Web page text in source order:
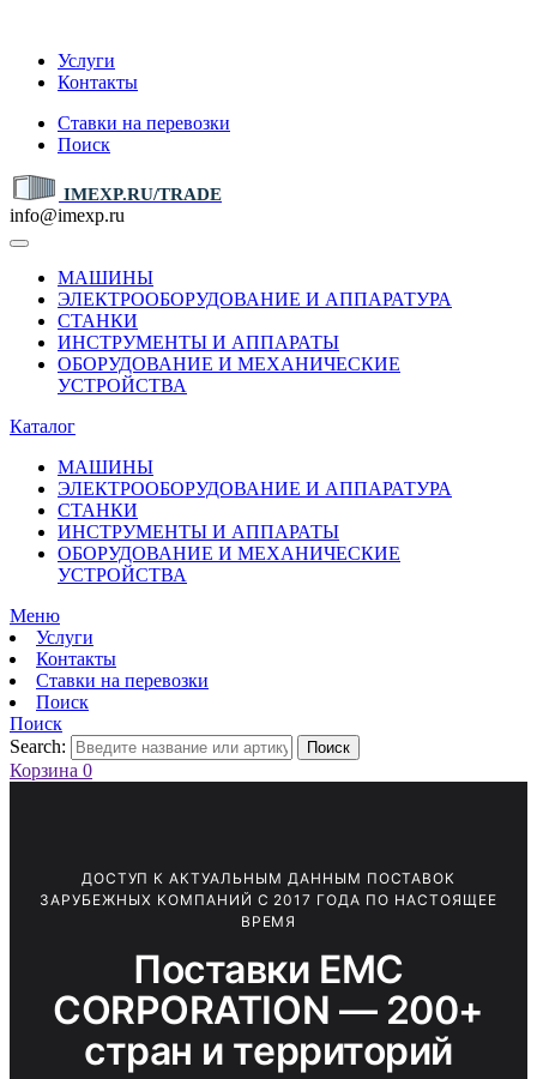
Услуги
Контакты
Ставки на перевозки
Поиск
IMEXP.RU/TRADE
info@imexp.ru
МАШИНЫ
ЭЛЕКТРООБОРУДОВАНИЕ И АППАРАТУРА
СТАНКИ
ИНСТРУМЕНТЫ И АППАРАТЫ
ОБОРУДОВАНИЕ И МЕХАНИЧЕСКИЕ
УСТРОЙСТВА
Каталог
МАШИНЫ
ЭЛЕКТРООБОРУДОВАНИЕ И АППАРАТУРА
СТАНКИ
ИНСТРУМЕНТЫ И АППАРАТЫ
ОБОРУДОВАНИЕ И МЕХАНИЧЕСКИЕ
УСТРОЙСТВА
Меню
Услуги
Контакты
Ставки на перевозки
Поиск
Поиск
Search:
Поиск
Корзина 0
ДОСТУП К АКТУАЛЬНЫМ ДАННЫМ ПОСТАВОК
ЗАРУБЕЖНЫХ КОМПАНИЙ С 2017 ГОДА ПО НАСТОЯЩЕЕ
ВРЕМЯ
Поставки EMC
CORPORATION — 200+
стран и территорий